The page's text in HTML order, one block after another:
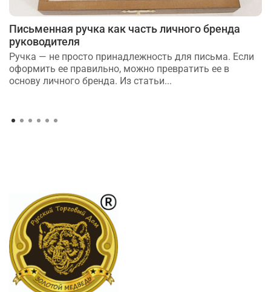
Письменная ручка как часть личного бренда
руководителя
Ручка — не просто принадлежность для письма. Если
оформить ее правильно, можно превратить ее в
основу личного бренда. Из статьи...